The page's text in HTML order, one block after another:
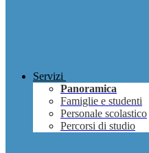
Servizi
Panoramica
Famiglie e studenti
Personale scolastico
Percorsi di studio